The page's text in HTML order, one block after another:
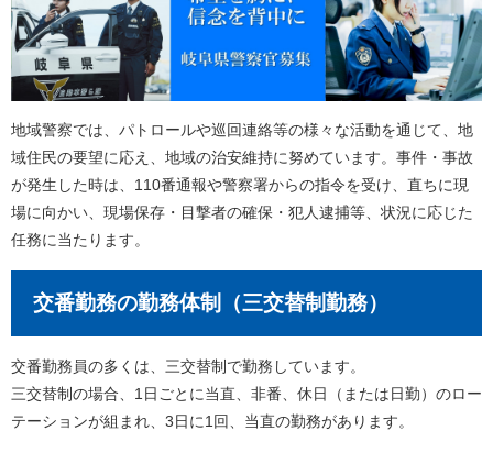
地域警察では、パトロールや巡回連絡等の様々な活動を通じて、地
域住民の要望に応え、地域の治安維持に努めています。事件・事故
が発生した時は、110番通報や警察署からの指令を受け、直ちに現
場に向かい、現場保存・目撃者の確保・犯人逮捕等、状況に応じた
任務に当たります。
交番勤務の勤務体制（三交替制勤務）
交番勤務員の多くは、三交替制で勤務しています。
三交替制の場合、1日ごとに当直、非番、休日（または日勤）のロー
テーションが組まれ、3日に1回、当直の勤務があります。